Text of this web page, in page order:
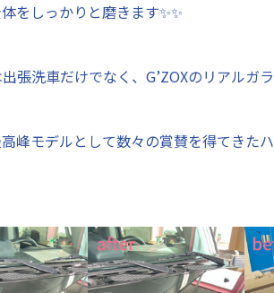
をしっかりと磨きます✨✨
張洗車だけでなく、G’ZOXのリアルガラ
峰モデルとして数々の賞賛を得てきた